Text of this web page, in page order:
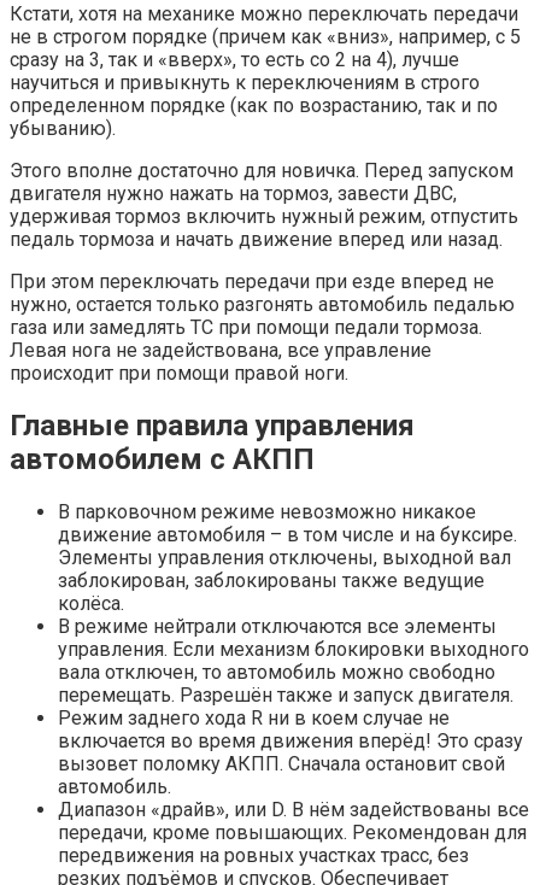
Кстати, хотя на механике можно переключать передачи
не в строгом порядке (причем как «вниз», например, с 5
сразу на 3, так и «вверх», то есть со 2 на 4), лучше
научиться и привыкнуть к переключениям в строго
определенном порядке (как по возрастанию, так и по
убыванию).
Этого вполне достаточно для новичка. Перед запуском
двигателя нужно нажать на тормоз, завести ДВС,
удерживая тормоз включить нужный режим, отпустить
педаль тормоза и начать движение вперед или назад.
При этом переключать передачи при езде вперед не
нужно, остается только разгонять автомобиль педалью
газа или замедлять ТС при помощи педали тормоза.
Левая нога не задействована, все управление
происходит при помощи правой ноги.
Главные правила управления
автомобилем с АКПП
В парковочном режиме невозможно никакое
движение автомобиля – в том числе и на буксире.
Элементы управления отключены, выходной вал
заблокирован, заблокированы также ведущие
колёса.
В режиме нейтрали отключаются все элементы
управления. Если механизм блокировки выходного
вала отключен, то автомобиль можно свободно
перемещать. Разрешён также и запуск двигателя.
Режим заднего хода R ни в коем случае не
включается во время движения вперёд! Это сразу
вызовет поломку АКПП. Сначала остановит свой
автомобиль.
Диапазон «драйв», или D. В нём задействованы все
передачи, кроме повышающих. Рекомендован для
передвижения на ровных участках трасс, без
резких подъёмов и спусков. Обеспечивает